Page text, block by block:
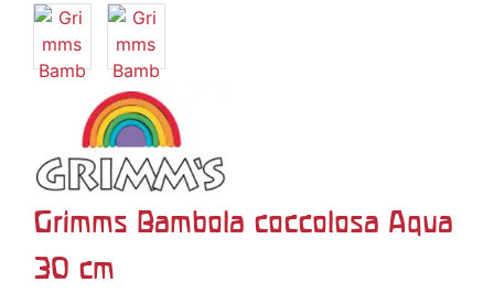
Grimms Bambola coccolosa Aqua
30 cm